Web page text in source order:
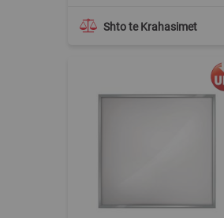
Shto te Krahasimet